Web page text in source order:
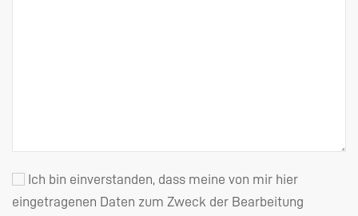
Ich bin einverstanden, dass meine von mir hier
eingetragenen Daten zum Zweck der Bearbeitung